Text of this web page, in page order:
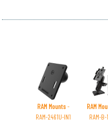
RAM Mounts-
RAM-2461U-IN1
RAM
RAM-